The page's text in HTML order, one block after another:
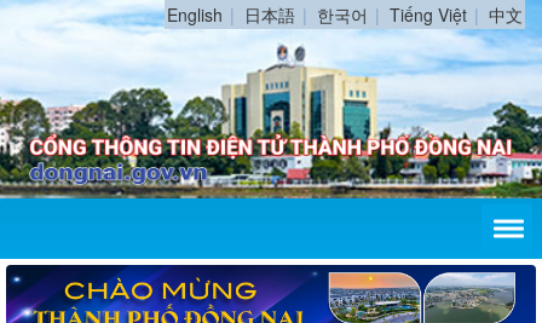
English 日本語 한국어 Tiếng Việt 中文